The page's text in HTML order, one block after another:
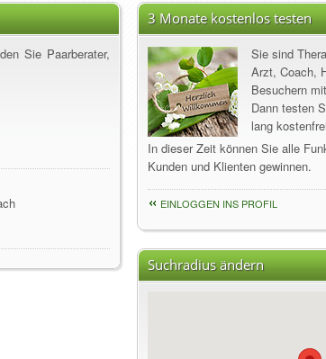
Sie Paarberater,
3 Monate kostenlos testen
Sie sind
Arzt, Coach,
Besuchern
Dann testen
lang
In dieser Zeit können Sie alle
Kunden und Klienten gewinnen.
EINLOGGEN INS PROFIL
Suchradius ändern